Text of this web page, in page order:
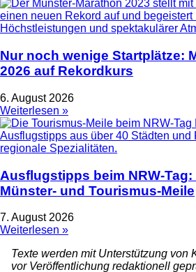
Nur noch wenige Startplätze:
2026 auf Rekordkurs
6. August 2026
Weiterlesen »
Ausflugstipps beim NRW-Tag:
Münster- und Tourismus-Meile
7. August 2026
Weiterlesen »
Texte werden mit Unterstützung von
vor Veröffentlichung redaktionell